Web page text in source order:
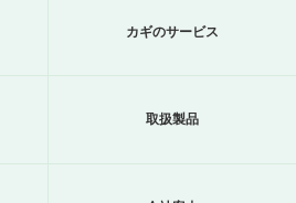
カギのサービス
取扱製品